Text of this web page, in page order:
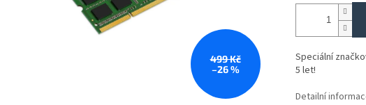
499 Kč
–26 %
Speciální
5 let!
Detailní